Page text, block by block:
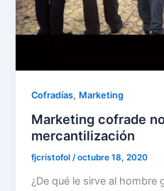
Cofradías, Marketing
Marketing cofrade
mercantilización
fjcristofol/octubre 18, 2020
¿De qué le sirve al hombre